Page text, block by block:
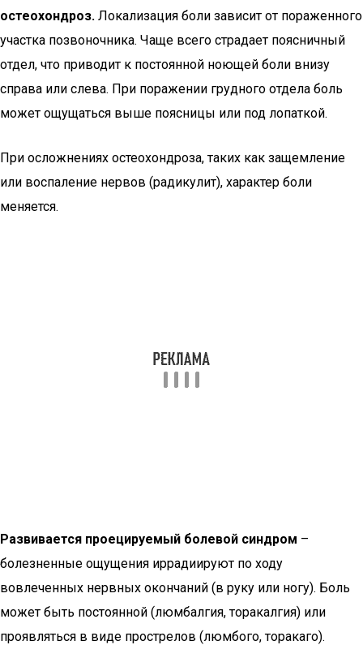
остеохондроз. Локализация боли зависит от пораженного
участка позвоночника. Чаще всего страдает поясничный
отдел, что приводит к постоянной ноющей боли внизу
справа или слева. При поражении грудного отдела боль
может ощущаться выше поясницы или под лопаткой.
При осложнениях остеохондроза, таких как защемление
или воспаление нервов (радикулит), характер боли
меняется.
Развивается проецируемый болевой синдром –
болезненные ощущения иррадиируют по ходу
вовлеченных нервных окончаний (в руку или ногу). Боль
может быть постоянной (люмбалгия, торакалгия) или
проявляться в виде прострелов (люмбого, торакаго).